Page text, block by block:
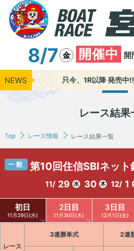
8/7 金 開催中 開
NEWS 只今、1R以
レース結果
Top レース情報 レース結果一覧
一般 第10回住信SBIネット
11/ 29 水 30 木 12/ 1
初日
11月29日(水)
2日目
11月30日(木)
3日目
12月1日(金)
レース
3連勝単式
2連